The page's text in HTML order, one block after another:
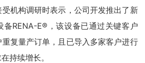
机构调研时表示，公司开发推出了新
备RENA-E®，该设备已通过关键客户
复量产订单，且已导入多家客户进行
持续增长。